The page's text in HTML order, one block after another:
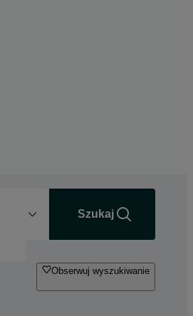
Szukaj
Obserwuj wyszukiwanie